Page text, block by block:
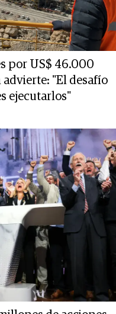
por US$ 46.000
"El desafío
ejecutarlos"